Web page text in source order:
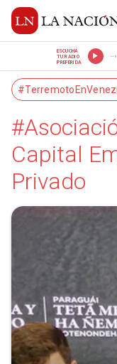
ESCUCHÁ
TU RADIO
PREFERIDA
Capital
Privado